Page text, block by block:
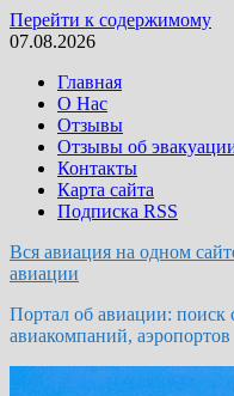
Перейти к содержимому
07.08.2026
Главная
О Нас
Отзывы
Отзывы об
Контакты
Карта сайта
Подписка RSS
Вся авиация на одном
авиации
Портал об авиации: поиск
авиакомпаний, аэропортов